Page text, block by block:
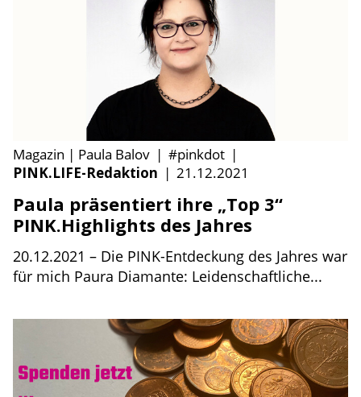
Magazin | Paula Balov | #pinkdot |
PINK.LIFE-Redaktion | 21.12.2021
Paula präsentiert ihre „Top 3“
PINK.Highlights des Jahres
20.12.2021 – Die PINK-Entdeckung des Jahres war
für mich Paura Diamante: Leidenschaftliche...